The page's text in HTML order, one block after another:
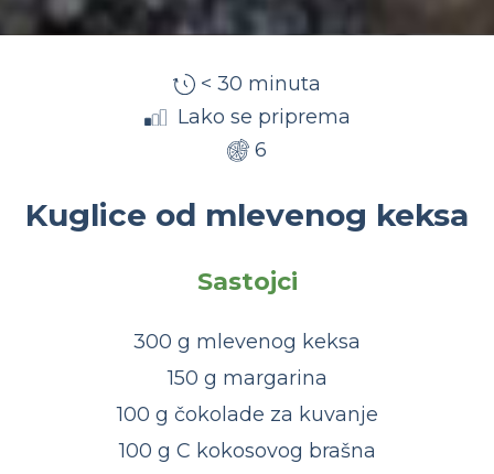
< 30 minuta
Lako se priprema
6
Kuglice od mlevenog keksa
Sastojci
300 g mlevenog keksa
150 g margarina
100 g čokolade za kuvanje
100 g C kokosovog brašna